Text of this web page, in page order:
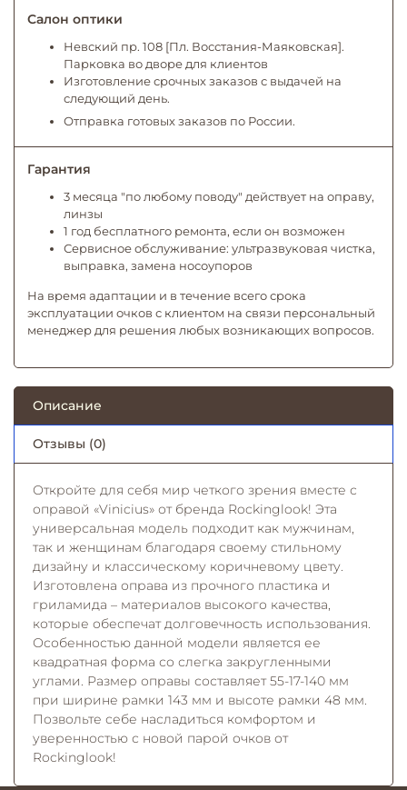
Салон оптики
Невский пр. 108 [Пл. Восстания-Маяковская].
Парковка во дворе для клиентов
Изготовление срочных заказов с выдачей на
следующий день.
Отправка готовых заказов по России.
Гарантия
3 месяца "по любому поводу" действует на оправу,
линзы
1 год бесплатного ремонта, если он возможен
Сервисное обслуживание: ультразвуковая чистка,
выправка, замена носоупоров
На время адаптации и в течение всего срока
эксплуатации очков с клиентом на связи персональный
менеджер для решения любых возникающих вопросов.
Описание
Отзывы (0)
Откройте для себя мир четкого зрения вместе с
оправой «Vinicius» от бренда Rockinglook! Эта
универсальная модель подходит как мужчинам,
так и женщинам благодаря своему стильному
дизайну и классическому коричневому цвету.
Изготовлена оправа из прочного пластика и
гриламида – материалов высокого качества,
которые обеспечат долговечность использования.
Особенностью данной модели является ее
квадратная форма со слегка закругленными
углами. Размер оправы составляет 55-17-140 мм
при ширине рамки 143 мм и высоте рамки 48 мм.
Позвольте себе насладиться комфортом и
уверенностью с новой парой очков от
Rockinglook!